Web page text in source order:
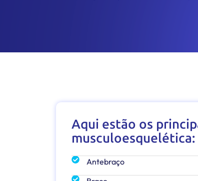
Aqui estão os
musculoesquelética:
Antebraço